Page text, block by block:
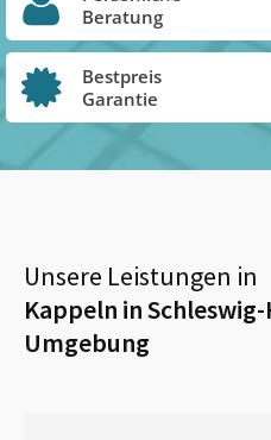
Beratung
Bestpreis
Garantie
Unsere Leistungen in
Kappeln in
Umgebung